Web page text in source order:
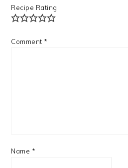
Recipe Rating
Comment *
Name *